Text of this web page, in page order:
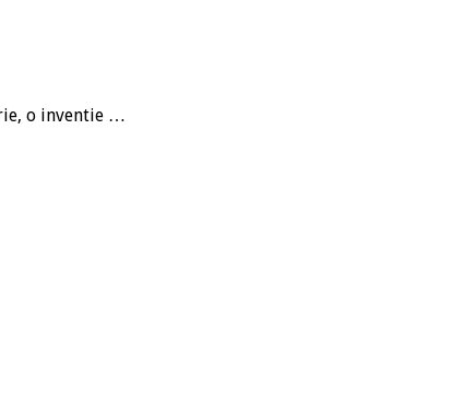
o inventie …